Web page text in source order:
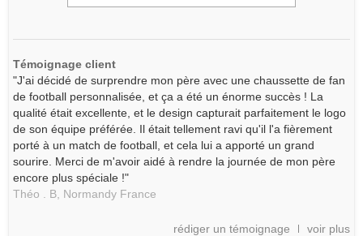
Témoignage client
"J'ai décidé de surprendre mon père avec une chaussette de fan
de football personnalisée, et ça a été un énorme succès ! La
qualité était excellente, et le design capturait parfaitement le logo
de son équipe préférée. Il était tellement ravi qu'il l'a fièrement
porté à un match de football, et cela lui a apporté un grand
sourire. Merci de m'avoir aidé à rendre la journée de mon père
encore plus spéciale !"
Théo . B, Normandy France
rédiger un témoignage voir plus